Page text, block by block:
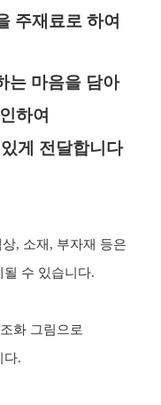
주재료로 하여
는 마음을 담아
하여
게 전달합니다
상, 소재 , 부자재 등은
될 수 있습니다.
화 그림으로
다.